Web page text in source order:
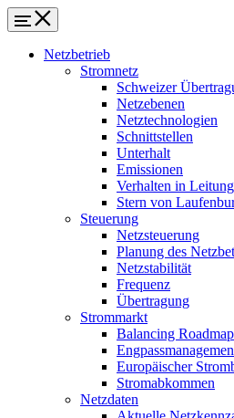
Netzbetrieb
Stromnetz
Schweizer
Netzebenen
Netztechnologien
Schnittstellen
Unterhalt
Emissionen
Verhalten in
Stern von
Steuerung
Netzsteuerung
Planung des
Netzstabilität
Frequenz
Übertragung
Strommarkt
Balancing Roadmap
Europäischer
Stromabkommen
Netzdaten